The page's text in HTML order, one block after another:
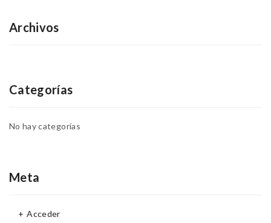
Archivos
Categorías
No hay categorías
Meta
Acceder